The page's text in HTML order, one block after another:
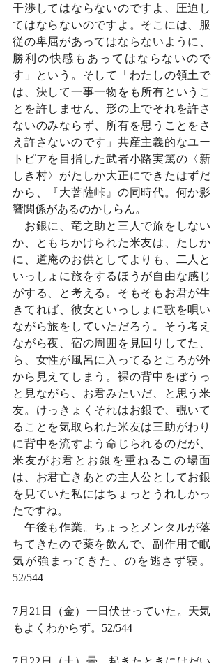
干渉してはならないのですよ、圧迫し
てはならないのですよ。そこには、服
従の卑屈があってはならないように、
勝利の快感もあってはならないので
す」という。そして「わたしの領土で
は、決して一事一物をも所有というこ
とを許しません、形の上でそれを許さ
ないのみならず、所有を思うことをさ
え許さないのです」共産主義的なユー
トピアを目指した武者小路実篤の〈新
しき村〉がたしか大正にできたはずだ
から、『大菩薩峠』の同時代。何か影
響関係があるのかしらん。
お銀に、竜之助と三人で旅をしない
か、ともちかけられた米友は、たしか
に、道庵のお供としてよりも、二人と
いっしょに旅をするほうが自由な感じ
がする、と考える。そもそもお君が生
きてれば、彼女といっしょに歌を唄い
ながら旅をしていただろう。そう考え
ながら夜、宿の周囲を見回りしてた、
ら、女性が風呂に入ってるところが外
から見えてしまう。裸の背中をぼうっ
と見ながら、お君みたいだ、と思う米
友。けっきょくそれはお銀で、覗いて
ることを気取られた米友は三助がわり
に背中を流すよう命じられるのだが、
米友がお君とお銀を重ねるこの場面
は、お君亡きあとの主人公としてお銀
を見ていた私にはちょっとうれしかっ
たですね。
午後も作業。ちょっとメンタルが落
ちてきたので薬を飲んで、副作用で眠
気が強まってきた、のを逃さず寝。
52/544
7月21日（金）一日伏せっていた。天気
もよくわからず。52/544